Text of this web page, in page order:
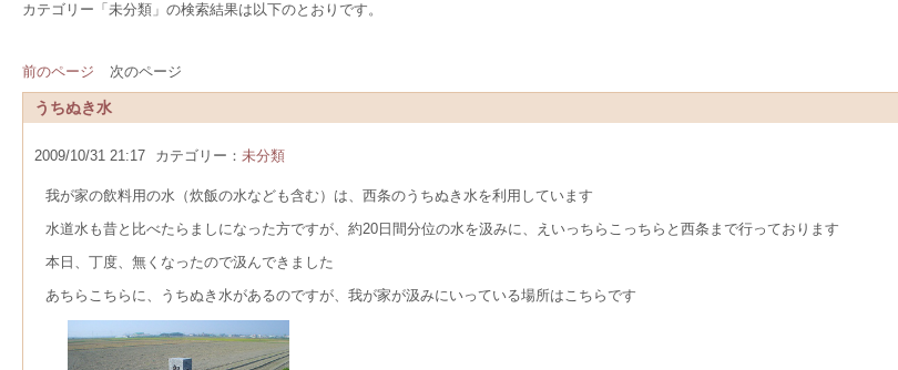
カテゴリー「未分類」の検索結果は以下のとおりです。
前のページ
次のページ
うちぬき水
2009/10/31 21:17 カテゴリー： 未分類
我が家の飲料用の水（炊飯の水なども含む）は、西条のうちぬき水を利用しています
水道水も昔と比べたらましになった方ですが、約20日間分位の水を汲みに、えいっちらこっちらと西条まで行っております
本日、丁度、無くなったので汲んできました
あちらこちらに、うちぬき水があるのですが、我が家が汲みにいっている場所はこちらです